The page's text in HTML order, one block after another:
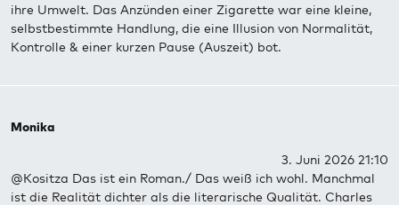
ihre Umwelt. Das Anzünden einer Zigarette war eine kleine,
selbstbestimmte Handlung, die eine Illusion von Normalität,
Kontrolle & einer kurzen Pause (Auszeit) bot.
Monika
3. Juni 2026 21:10
@Kositza Das ist ein Roman./ Das weiß ich wohl. Manchmal
ist die Realität dichter als die literarische Qualität. Charles